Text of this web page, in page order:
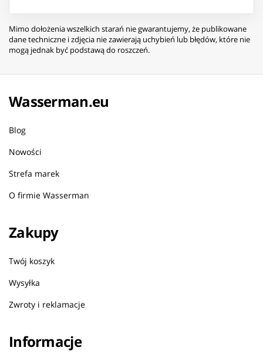
Mimo dołożenia wszelkich starań nie gwarantujemy, że publikowane
dane techniczne i zdjęcia nie zawierają uchybień lub błędów, które nie
mogą jednak być podstawą do roszczeń.
Wasserman.eu
Blog
Nowości
Strefa marek
O firmie Wasserman
Zakupy
Twój koszyk
Wysyłka
Zwroty i reklamacje
Informacje